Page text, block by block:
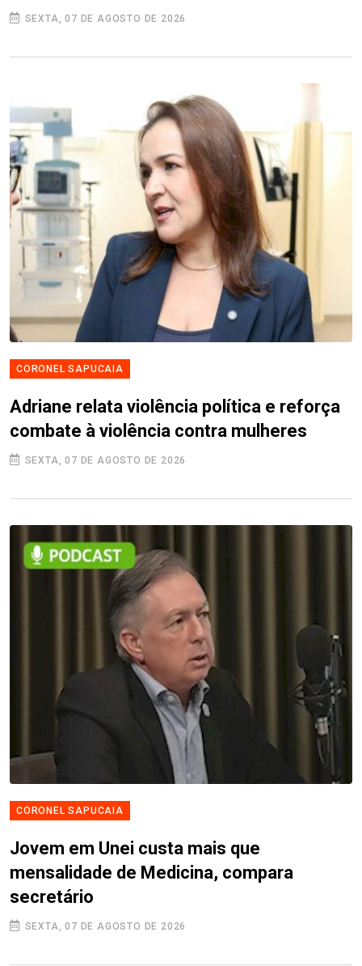
SEXTA, 07 DE AGOSTO DE 2026
CORONEL SAPUCAIA
Adriane relata violência política e reforça
combate à violência contra mulheres
SEXTA, 07 DE AGOSTO DE 2026
CORONEL SAPUCAIA
Jovem em Unei custa mais que
mensalidade de Medicina, compara
secretário
SEXTA, 07 DE AGOSTO DE 2026